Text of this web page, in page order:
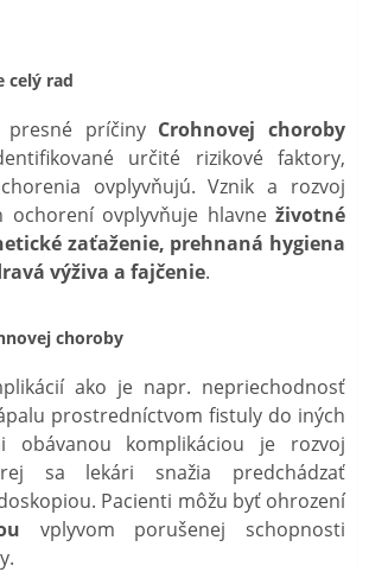
celý rad
príčiny Crohnovej choroby
určité rizikové faktory,
ovplyvňujú. Vznik a rozvoj
ochorení ovplyvňuje hlavne životné
zaťaženie, prehnaná hygiena
výživa a fajčenie.
choroby
ako je napr. nepriechodnosť
prostredníctvom fistuly do iných
obávanou komplikáciou je rozvoj
sa lekári snažia predchádzať
Pacienti môžu byť ohrození
vplyvom porušenej schopnosti